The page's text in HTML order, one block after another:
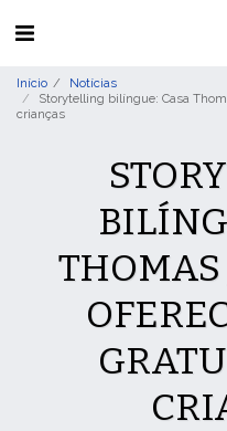
Início
Notícias
Storytelling bilíngue: Casa
crianças
THOMAS